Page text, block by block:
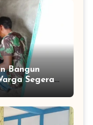
Bangun
Segera
yang